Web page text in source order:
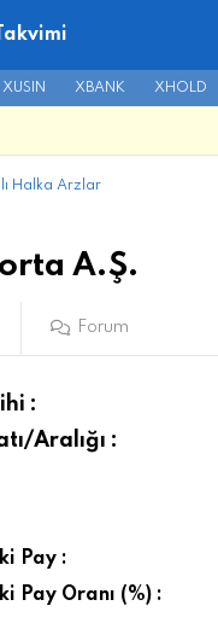
XUSIN XBANK XHOLD
Halka Arzlar
A.Ş.
Forum
:
Aralığı :
Pay :
Pay Oranı (%) :